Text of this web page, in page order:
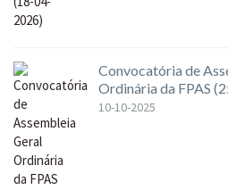
Convocatória de
Ordinária da FPAS
10-10-2025